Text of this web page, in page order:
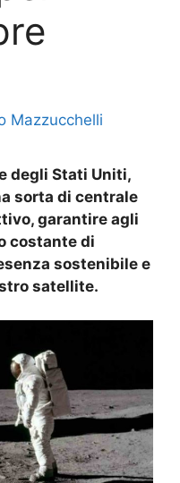
Mazzucchelli
degli Stati Uniti,
sorta di centrale
garantire agli
costante di
sostenibile e
satellite.